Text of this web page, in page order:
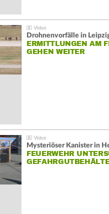
Drohnenvorfälle in
ERMITTLUNGEN AM
GEHEN WEITER
Mysteriöser Kanister in
FEUERWEHR